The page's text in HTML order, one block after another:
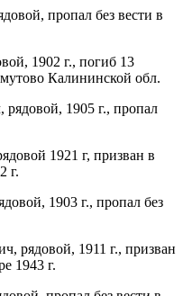
про­пал без вести в
1902 г., погиб 13
Калининской обл.
1905 г., пропал
1921 г, призван в
г.
1903 г., пропал без
рядовой, 1911 г., призван
1943 г.